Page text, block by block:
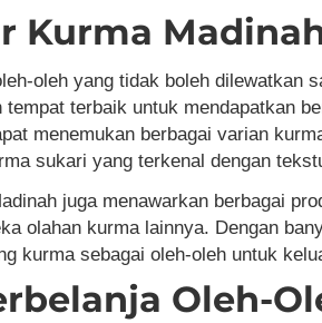
Kurma
oleh yang tidak boleh dilewatkan
tempat terbaik untuk mendapatkan
menemukan berbagai varian
sukari yang terkenal dengan
juga menawarkan berbagai
olahan kurma lainnya. Dengan
kurma sebagai oleh-oleh untuk
Oleh-